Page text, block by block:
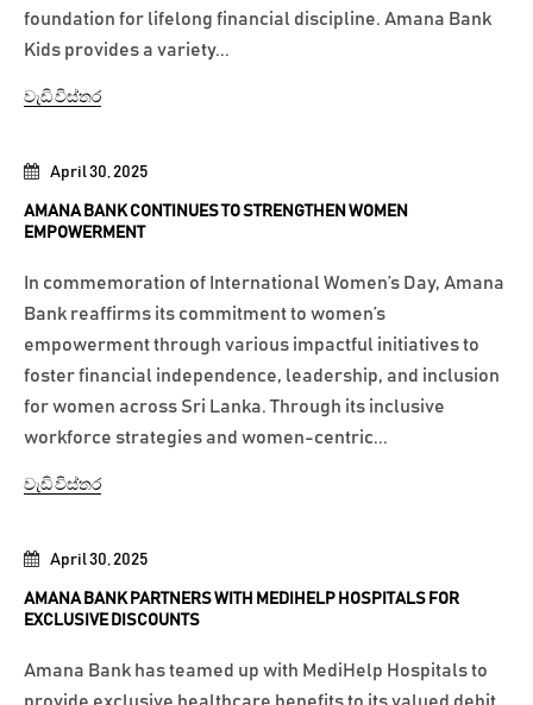
April 30, 2025
AMANA BANK PARTNERS WITH MEDIHELP HOSPITALS FOR
EXCLUSIVE DISCOUNTS
Amana Bank has teamed up with MediHelp Hospitals to
April 30, 2025
AMANA BANK CONTINUES TO STRENGTHEN WOMEN
EMPOWERMENT
In commemoration of International Women’s Day, Amana
Bank reaffirms its commitment to women’s
empowerment through various impactful initiatives to
foster financial independence, leadership, and inclusion
for women across Sri Lanka. Through its inclusive
workforce strategies and women-centric...
වැඩි විස්තර
foundation for lifelong financial discipline. Amana Bank
Kids provides a variety...
වැඩි විස්තර